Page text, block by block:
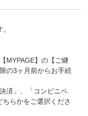
MYPAGE】の【ご継
の3ヶ月前からお手続
済」、「コンビニペ
らかをご選択くださ